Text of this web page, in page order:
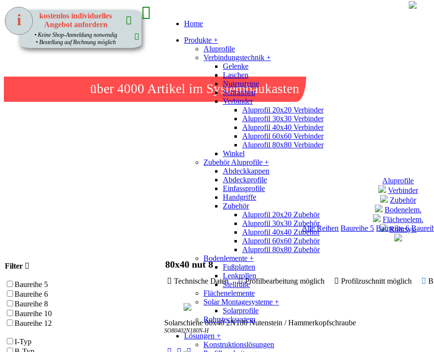
über 4000 Artikel im Systembaukasten
Home
Produkte +
Aluprofile
Verbindungstechnik +
Gelenke
Laschen
Nutensteine
Schrauben
Verbinder
Aluprofil 20x20 Verbinder
Aluprofil 30x30 Verbinder
Aluprofil 40x40 Verbinder
Aluprofil 60x60 Verbinder
Aluprofil 80x80 Verbinder
Winkel
Zubehör Aluprofile +
Abdeckkappen
Abdeckprofile
Einfassprofile
Handgriffe
Zubehör
Aluprofil 20x20 Zubehör
Aluprofil 30x30 Zubehör
Aluprofil 40x40 Zubehör
Aluprofil 60x60 Zubehör
Aluprofil 80x80 Zubehör
Bodenlemente +
Fußplatten
Lenkrollen
Stellfüße
Flächenelemente
Solar Montagesysteme +
Solarprofile
Rohrstecksystem
Lösungen +
Konstruktionslösungen
Aluprofile
Verbinder
Zubehör
Bodenelem.
Flächenelem.
Rohrsys.
Alle Reihen Baureihe 5 Baureihe 6
80x40 nut 8
Technische Daten Profilbearbeitung möglich Profilzuschnitt möglich
Solarschiene 80x40 2N180 Nutenstein / Hammerkopfschraube
SO80402N180N-H
Filter
Baureihe 5
Baureihe 6
Baureihe 8
Baureihe 10
Baureihe 12
I-Typ
kostenlos individuelles
Angebot anfordern
1
• Keine Shop-Anmeldung notwendig
• Bestellung auf Rechnung möglich
i